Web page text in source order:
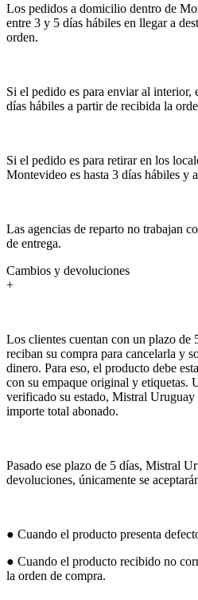
Los pedidos a domicilio dentro de
entre 3 y 5 días hábiles en llegar a
orden.
Si el pedido es para enviar al interior,
días hábiles a partir de recibida la
Si el pedido es para retirar en los
Montevideo es hasta 3 días hábiles y
Las agencias de reparto no trabajan
de entrega.
Cambios y devoluciones
+
Los clientes cuentan con un plazo de
reciban su compra para cancelarla y
dinero. Para eso, el producto debe
con su empaque original y etiquetas.
verificado su estado, Mistral
importe total abonado.
Pasado ese plazo de 5 días, Mistral
devoluciones, únicamente se
● Cuando el producto presenta
● Cuando el producto recibido no
la orden de compra.